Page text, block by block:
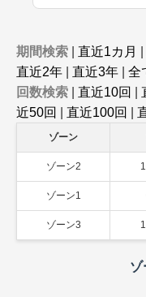
期間検索 直近1カ月
直近2年
直近3年
全
回数検索
直近10回
近50回
直近100回
ゾーン
ゾーン2
ゾーン1
ゾーン3
ゾ